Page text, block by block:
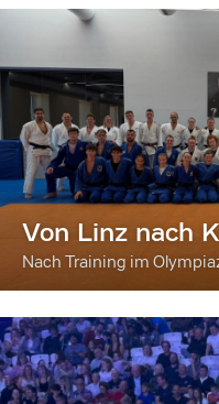
Von Linz nach
Nach Training im